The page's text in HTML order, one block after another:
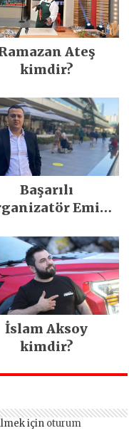
Ateş
kimdir?
Başarılı
Emir
İslam Aksoy
kimdir?
için oturum